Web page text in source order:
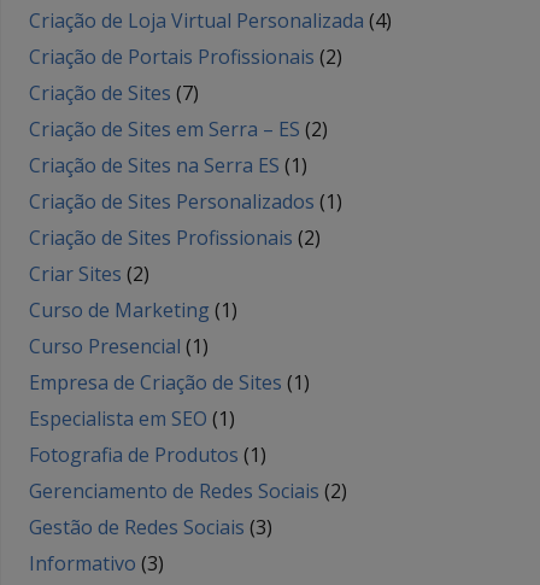
Criação de Loja Virtual Personalizada (4)
Criação de Portais Profissionais (2)
Criação de Sites (7)
Criação de Sites em Serra – ES (2)
Criação de Sites na Serra ES (1)
Criação de Sites Personalizados (1)
Criação de Sites Profissionais (2)
Criar Sites (2)
Curso de Marketing (1)
Curso Presencial (1)
Empresa de Criação de Sites (1)
Especialista em SEO (1)
Fotografia de Produtos (1)
Gerenciamento de Redes Sociais (2)
Gestão de Redes Sociais (3)
Informativo (3)